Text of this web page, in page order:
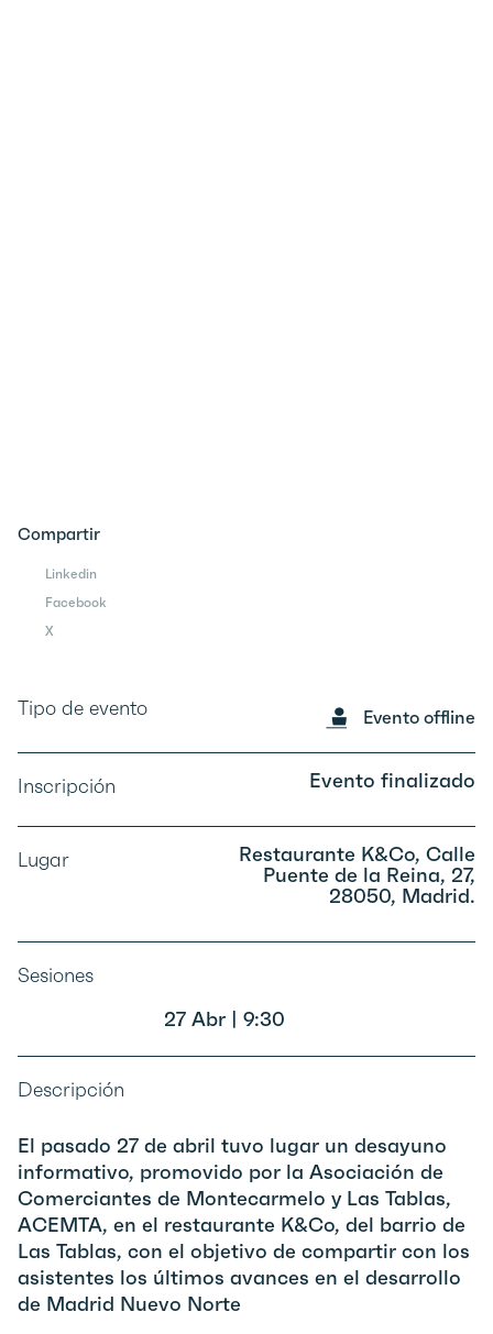
Compartir
Linkedin
Facebook
X
Tipo de evento Evento offline
Inscripción Evento finalizado
Lugar
Restaurante K&Co, Calle
Puente de la Reina, 27,
28050, Madrid.
Sesiones
27 Abr | 9:30
Descripción
El pasado 27 de abril tuvo lugar un desayuno
informativo, promovido por la Asociación de
Comerciantes de Montecarmelo y Las Tablas,
ACEMTA, en el restaurante K&Co, del barrio de
Las Tablas, con el objetivo de compartir con los
asistentes los últimos avances en el desarrollo
de Madrid Nuevo Norte